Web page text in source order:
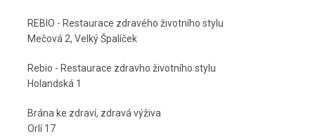
REBIO - Restaurace zdravého životního stylu
Mečová 2, Velký Špalíček
Rebio - Restaurace zdravho životního stylu
Holandská 1
Brána ke zdraví, zdravá výživa
Orlí 17